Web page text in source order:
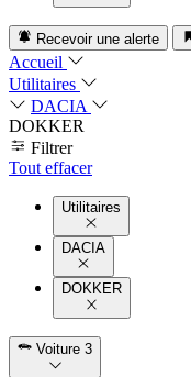
Recevoir une alerte
Accueil
Utilitaires
DACIA
DOKKER
Filtrer
Tout effacer
Utilitaires
DACIA
DOKKER
Voiture 3